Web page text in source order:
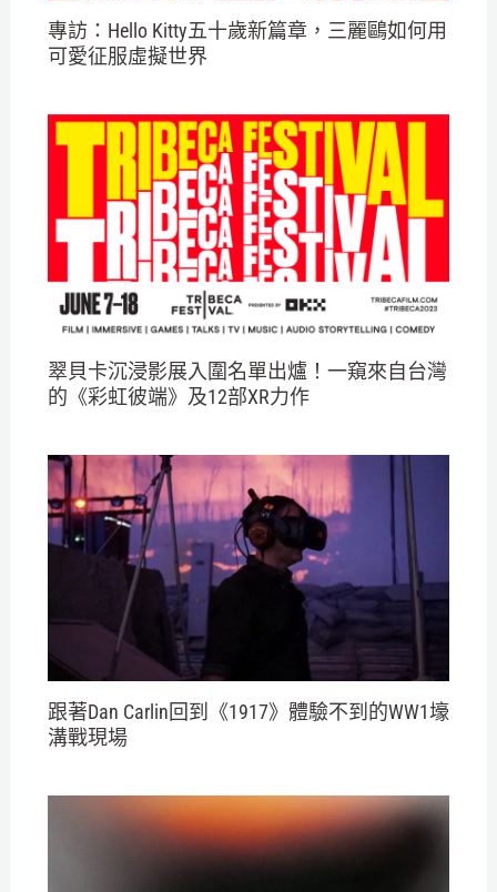
專訪：Hello Kitty五十歲新篇章，三麗鷗如何用
可愛征服虛擬世界
翠貝卡沉浸影展入圍名單出爐！一窺來自台灣
的《彩虹彼端》及12部XR力作
跟著Dan Carlin回到《1917》體驗不到的WW1壕
溝戰現場